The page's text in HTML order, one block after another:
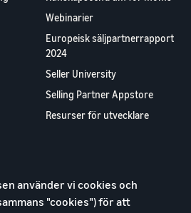
Webinarier
Europeisk säljpartnerrapport
2024
Seller University
Selling Partner Appstore
Resurser för utvecklare
använder vi cookies och
"cookies") för att